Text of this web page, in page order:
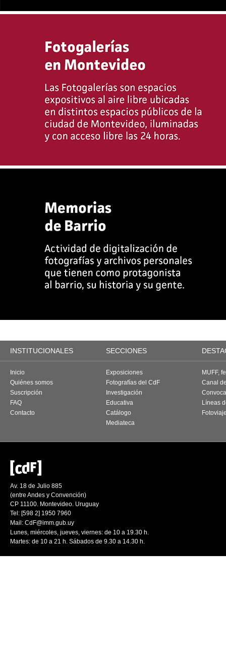
INSTITUCIONALES SECCIONES
Inicio
Quiénes somos
Suscripción
FAQ
Contacto
Exposiciones
Fotografías del CdF
Investigación
Educativa
Catálogo
Mediateca
MUFF,
Canal
Líneas
Av. 18 de Julio 885
(entre Andes y Convención)
CP 11100. Montevideo. Uruguay
Tel: [598 2] 1950 7960
Mail: CdF@imm.gub.uy
Lunes, miércoles, jueves, viernes: de 10 a 19.30 h.
Martes: de 10 a 21 h. Sábados de 9.30 a 14.30 h.